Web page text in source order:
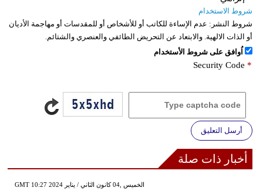
شروط الاستخدام
شروط النشر: عدم الإساءة للكاتب أو للأشخاص أو للمقدسات أو مهاجمة الأديان
أو الذات الالهية. والابتعاد عن التحريض الطائفي والعنصري والشتائم.
اُوافق على شروط الأستخدام
Security Code *
أرسل التعليق
أخبار ذات صلة
GMT 10:27 2024 الخميس ,04 كانون الثاني / يناير